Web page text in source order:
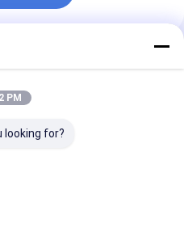
PM
looking for?